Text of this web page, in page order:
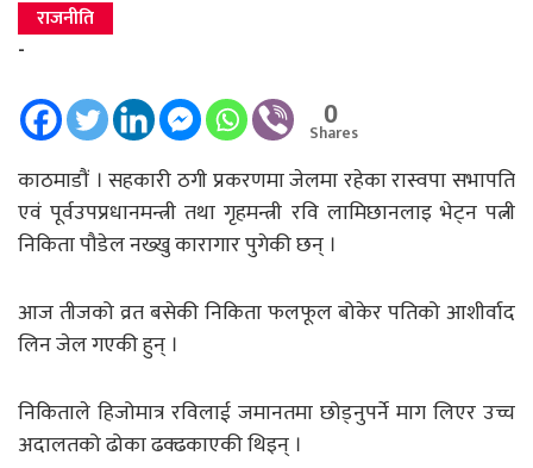
राजनीति
-
0
Shares
काठमाडौं । सहकारी ठगी प्रकरणमा जेलमा रहेका रास्वपा सभापति
एवं पूर्वउपप्रधानमन्त्री तथा गृहमन्त्री रवि लामिछानलाइ भेट्न पत्नी
निकिता पौडेल नख्खु कारागार पुगेकी छन् ।
आज तीजको व्रत बसेकी निकिता फलफूल बोकेर पतिको आशीर्वाद
लिन जेल गएकी हुन् ।
निकिताले हिजोमात्र रविलाई जमानतमा छोड्नुपर्ने माग लिएर उच्च
अदालतको ढोका ढक्ढकाएकी थिइन् ।